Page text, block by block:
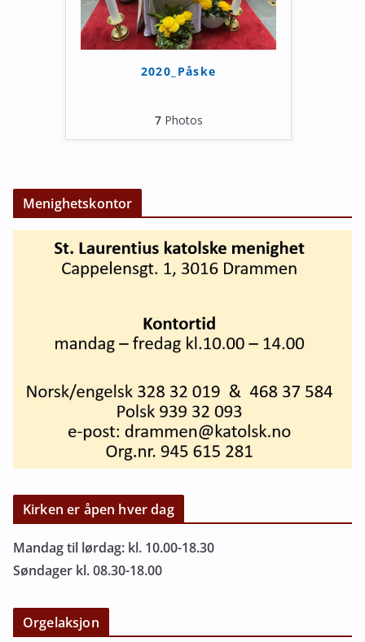
2020_Påske
7Photos
Menighetskontor
Kirken er åpen hver dag
Mandag til lørdag: kl. 10.00-18.30
Søndager kl. 08.30-18.00
Orgelaksjon